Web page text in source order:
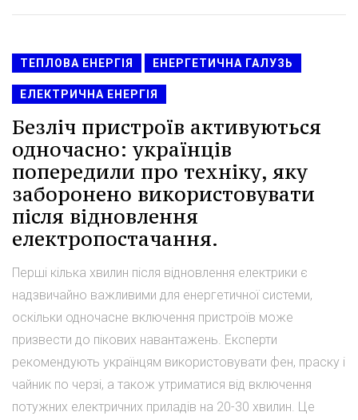
ТЕПЛОВА ЕНЕРГІЯ ЕНЕРГЕТИЧНА ГАЛУЗЬ
ЕЛЕКТРИЧНА ЕНЕРГІЯ
Безліч пристроїв активуються
одночасно: українців
попередили про техніку, яку
заборонено використовувати
після відновлення
електропостачання.
Перші кілька хвилин після відновлення електрики є
надзвичайно важливими для енергетичної системи,
оскільки одночасне включення пристроїв може
призвести до пікових навантажень. Експерти
рекомендують українцям використовувати фен, праску і
чайник по черзі, а також утриматися від включення
потужних електричних приладів на 20-30 хвилин. Це